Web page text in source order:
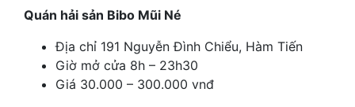
Quán hải sản Bibo Mũi Né
Địa chỉ 191 Nguyễn Đình Chiểu, Hàm Tiến
Giờ mở cửa 8h – 23h30
Giá 30.000 – 300.000 vnđ